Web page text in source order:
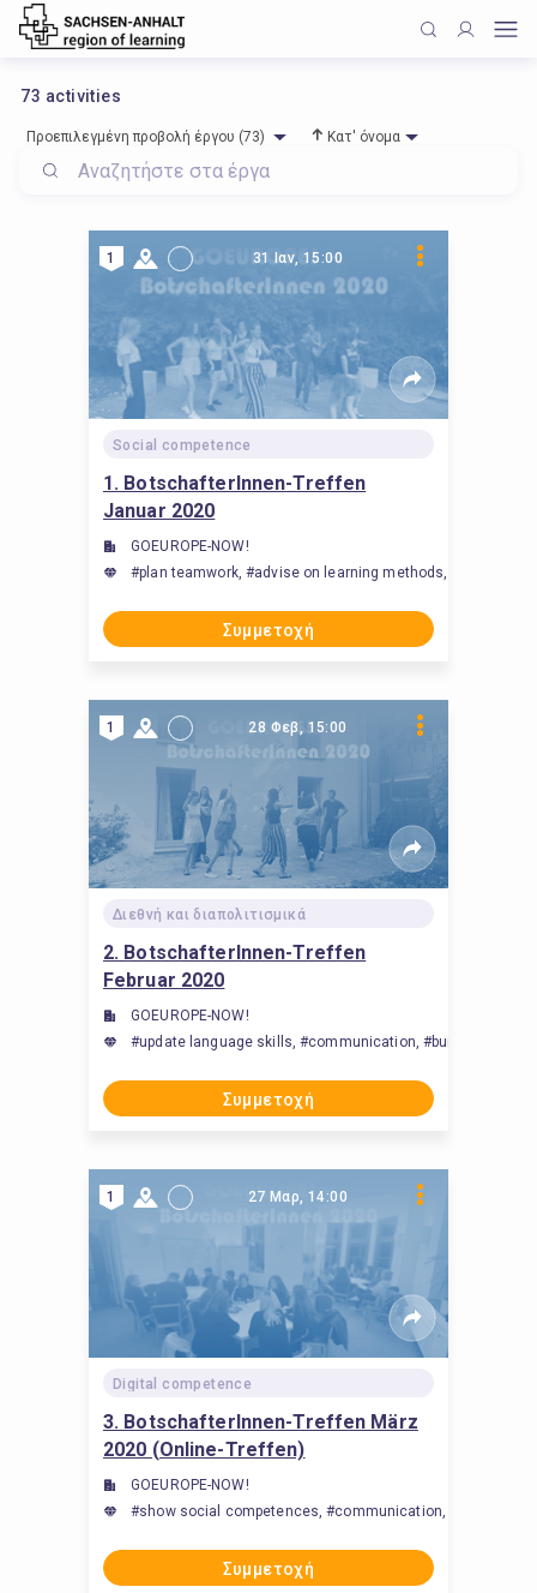
73 activities
Προεπιλεγμένη προβολή έργου (73) Κατ' όνομα
1 31 Ιαν, 15:00
Social competence
1. BotschafterInnen-Treffen
Januar 2020
GOEUROPE-NOW!
#plan teamwork, #advise on learning methods,
Συμμετοχή
1 28 Φεβ, 15:00
Διεθνή και διαπολιτισμικά
2. BotschafterInnen-Treffen
Februar 2020
GOEUROPE-NOW!
#update language skills, #communication, #build
Συμμετοχή
1 27 Μαρ, 14:00
Digital competence
3. BotschafterInnen-Treffen März
2020 (Online-Treffen)
GOEUROPE-NOW!
#show social competences, #communication, #build
Συμμετοχή